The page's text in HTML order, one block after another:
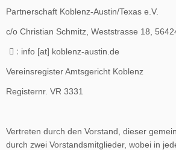
Partnerschaft Koblenz-Austin/Texas e.V.
c/o Christian Schmitz, Weststrasse 18,
: info [at] koblenz-austin.de
Vereinsregister Amtsgericht Koblenz
Registernr. VR 3331
Vertreten durch den Vorstand, dieser
durch zwei Vorstandsmitglieder, wobei in